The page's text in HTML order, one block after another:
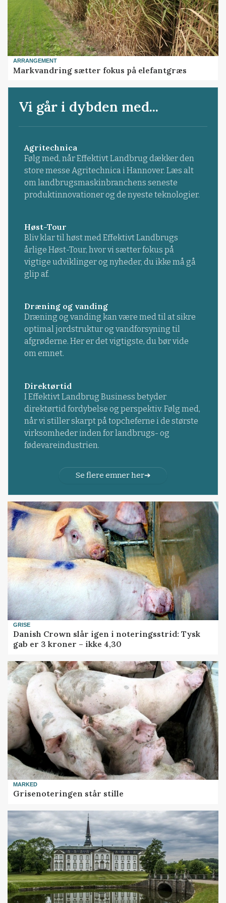
ARRANGEMENT
Markvandring sætter fokus på elefantgræs
Vi går i dybden med...
Agritechnica
Følg med, når Effektivt Landbrug dækker den
store messe Agritechnica i Hannover. Læs alt
om landbrugsmaskinbranchens seneste
produktinnovationer og de nyeste teknologier.
Høst-Tour
Bliv klar til høst med Effektivt Landbrugs
årlige Høst-Tour, hvor vi sætter fokus på
vigtige udviklinger og nyheder, du ikke må gå
glip af.
Dræning og vanding
Dræning og vanding kan være med til at sikre
optimal jordstruktur og vandforsyning til
afgrøderne. Her er det vigtigste, du bør vide
om emnet.
Direktørtid
I Effektivt Landbrug Business betyder
direktørtid fordybelse og perspektiv. Følg med,
når vi stiller skarpt på topcheferne i de største
virksomheder inden for landbrugs- og
fødevareindustrien.
Se flere emner her
GRISE
Danish Crown slår igen i noteringsstrid: Tysk
gab er 3 kroner – ikke 4,30
MARKED
Grisenoteringen står stille